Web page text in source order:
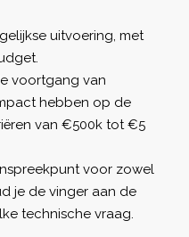
uitvoering, met
voortgang van
hebben op de
van €500k tot €5
voor zowel
je de vinger aan de
technische vraag.